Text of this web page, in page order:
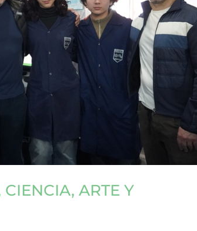
ARTE Y